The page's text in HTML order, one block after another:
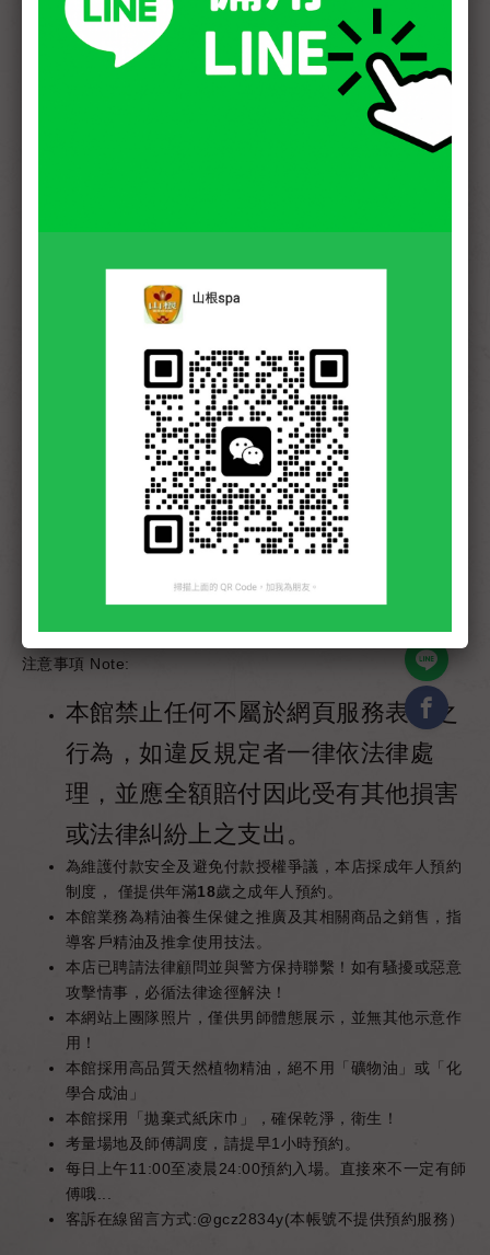
優惠身份
軍人/警察
學生/當月壽星
C課程優惠
NT.
200
兩人同行
2房 2師
C課程優惠
一人NT.200
兩間
館內加時服務
外出加時服務
30 分鐘 NT.600
30 分鐘 NT.700
聯絡我們
線上支付
注意事項 Note:
本館禁止任何不屬於網頁服務表列之
行為，如違反規定者一律依法律處
理，並應全額賠付因此受有其他損害
或法律糾紛上之支出。
為維護付款安全及避免付款授權爭議，本店採成年人預約
制度， 僅提供年滿18歲之成年人預約。
本館業務為精油養生保健之推廣及其相關商品之銷售，指
導客戶精油及推拿使用技法。
本店已聘請法律顧問並與警方保持聯繫！如有騷擾或惡意
攻擊情事，必循法律途徑解決！
本網站上團隊照片，僅供男師體態展示，並無其他示意作
用！
本館採用高品質天然植物精油，絕不用「礦物油」或「化
學合成油」
本館採用「拋棄式紙床巾」，確保乾淨，衛生！
考量場地及師傅調度，請提早1小時預約。
每日上午11:00至凌晨24:00預約入場。直接來不一定有師
傅哦...
客訴在線留言方式:@gcz2834y(本帳號不提供預約服務）